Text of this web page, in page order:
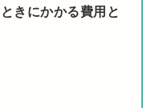
きにかかる費用と